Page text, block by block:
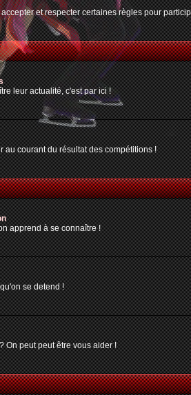
et respecter certaines règles pour
leur actualité, c'est par ici !
au courant du résultat des compétitions !
apprend à se connaître !
se detend !
On peut peut être vous aider !